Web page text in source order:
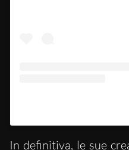
In definitiva, le sue